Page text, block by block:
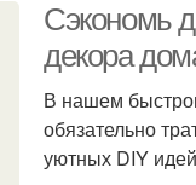
Сэкономь
декора
В нашем
обязательно
уютных DIY